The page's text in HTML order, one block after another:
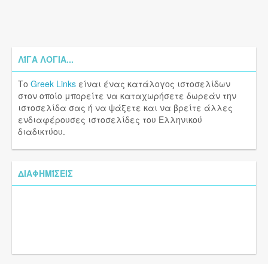
ΛΊΓΑ ΛΌΓΙΑ...
Το Greek Links είναι ένας κατάλογος ιστοσελίδων
στον οποίο μπορείτε να καταχωρήσετε δωρεάν την
ιστοσελίδα σας ή να ψάξετε και να βρείτε άλλες
ενδιαφέρουσες ιστοσελίδες του Ελληνικού
διαδικτύου.
ΔΙΑΦΗΜΊΣΕΙΣ